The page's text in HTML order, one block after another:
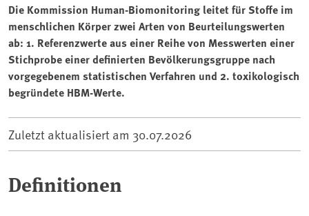
Die Kommission Human-Biomonitoring leitet für Stoffe im
menschlichen Körper zwei Arten von Beurteilungswerten
ab: 1. Referenzwerte aus einer Reihe von Messwerten einer
Stichprobe einer definierten Bevölkerungsgruppe nach
vorgegebenem statistischen Verfahren und 2. toxikologisch
begründete HBM-Werte.
Zuletzt aktualisiert am 30.07.2026
Definitionen